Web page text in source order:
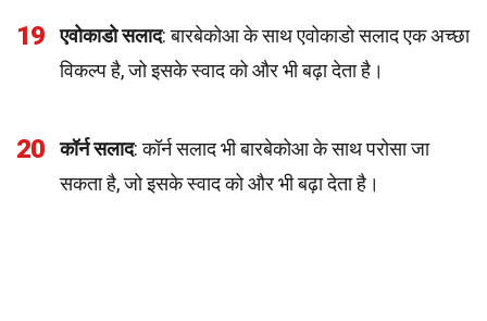
19 एवोकाडो सलाद: बारबेकोआ के साथ एवोकाडो सलाद एक अच्छा
विकल्प है, जो इसके स्वाद को और भी बढ़ा देता है।
20 कॉर्न सलाद: कॉर्न सलाद भी बारबेकोआ के साथ परोसा जा
सकता है, जो इसके स्वाद को और भी बढ़ा देता है।